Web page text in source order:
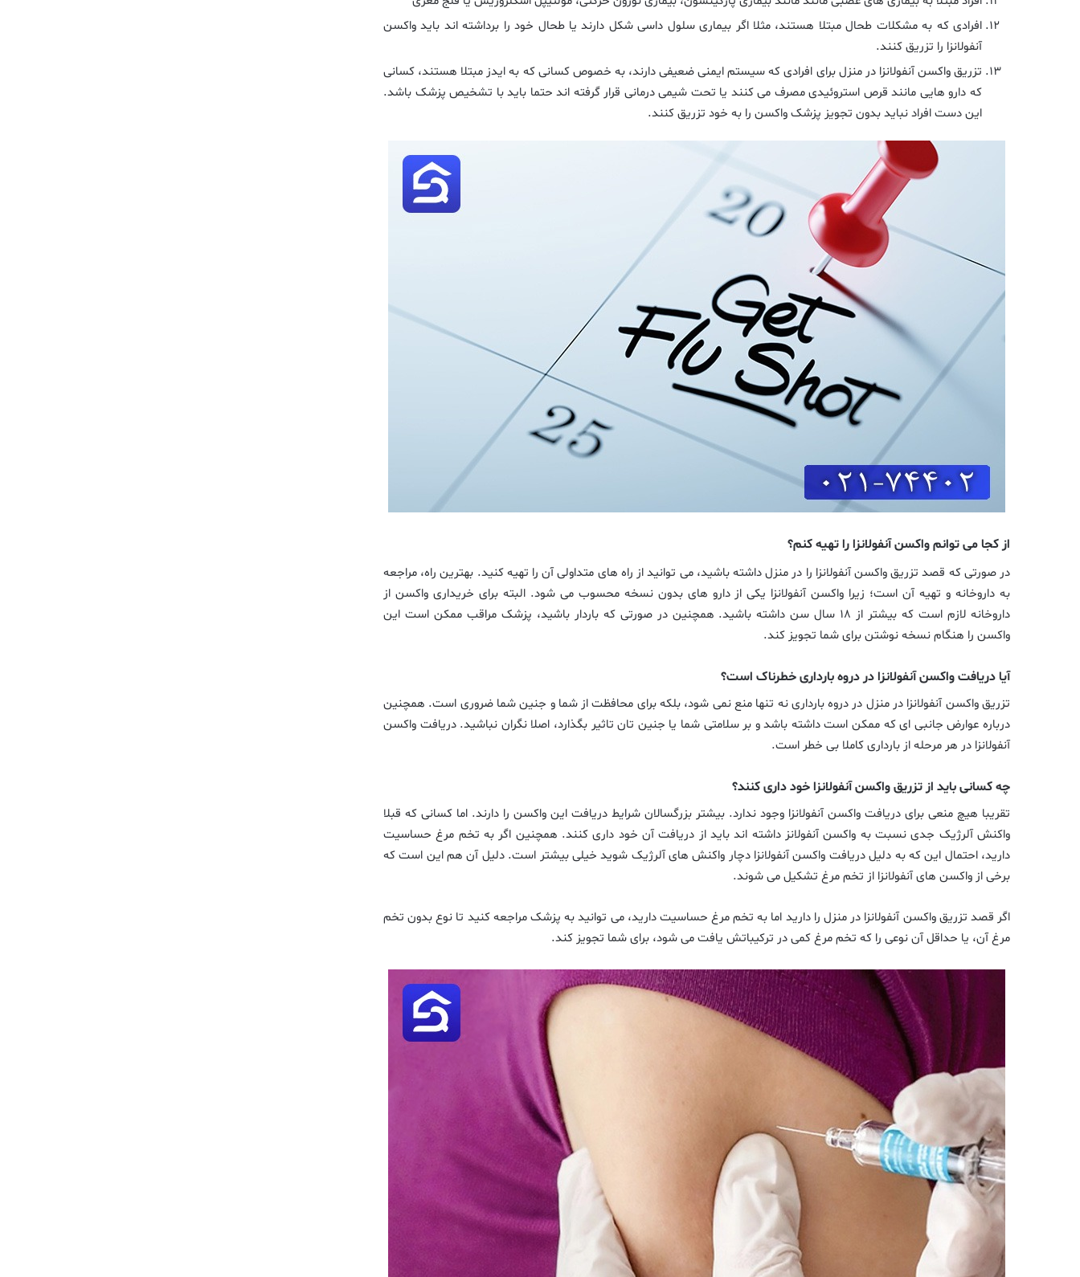
افرادی که به مشکلات طحال مبتلا هستند، مثلا اگر بیماری سلول داسی شکل دارند یا طحال خود را برداشته اند باید واکسن
آنفولانزا را تزریق کنند.
تزریق واکسن آنفولانزا در منزل برای افرادی که سیستم ایمنی ضعیفی دارند، به خصوص کسانی که به ایدز مبتلا هستند، کسانی
که دارو هایی مانند قرص استروئیدی مصرف می کنند یا تحت شیمی درمانی قرار گرفته اند حتما باید با تشخیص پزشک باشد.
این دست افراد نباید بدون تجویز پزشک واکسن را به خود تزریق کنند.
از کجا می توانم واکسن آنفولانزا را تهیه کنم؟
در صورتی که قصد تزریق واکسن آنفولانزا را در منزل داشته باشید، می توانید از راه های متداولی آن را تهیه کنید. بهترین راه، مراجعه
به داروخانه و تهیه آن است؛ زیرا واکسن آنفولانزا یکی از دارو های بدون نسخه محسوب می شود. البته برای خریداری واکسن از
داروخانه لازم است که بیشتر از ۱۸ سال سن داشته باشید. همچنین در صورتی که باردار باشید، پزشک مراقب ممکن است این
واکسن را هنگام نسخه نوشتن برای شما تجویز کند.
آیا دریافت واکسن آنفولانزا در دروه بارداری خطرناک است؟
تزریق واکسن آنفولانزا در منزل در دروه بارداری نه تنها منع نمی شود، بلکه برای محافظت از شما و جنین شما ضروری است. همچنین
درباره عوارض جانبی ای که ممکن است داشته باشد و بر سلامتی شما یا جنین تان تاثیر بگذارد، اصلا نگران نباشید. دریافت واکسن
آنفولانزا در هر مرحله از بارداری کاملا بی خطر است.
چه کسانی باید از تزریق واکسن آنفولانزا خود داری کنند؟
تقریبا هیچ منعی برای دریافت واکسن آنفولانزا وجود ندارد. بیشتر بزرگسالان شرایط دریافت این واکسن را دارند. اما کسانی که قبلا
واکنش آلرژیک جدی نسبت به واکسن آنفولانز داشته اند باید از دریافت آن خود داری کنند. همچنین اگر به تخم مرغ حساسیت
دارید، احتمال این که به دلیل دریافت واکسن آنفولانزا دچار واکنش های آلرژیک شوید خیلی بیشتر است. دلیل آن هم این است که
برخی از واکسن های آنفولانزا از تخم مرغ تشکیل می شوند.
اگر قصد تزریق واکسن آنفولانزا در منزل را دارید اما به تخم مرغ حساسیت دارید، می توانید به پزشک مراجعه کنید تا نوع بدون تخم
مرغ آن، یا حداقل آن نوعی را که تخم مرغ کمی در ترکیباتش یافت می شود، برای شما تجویز کند.